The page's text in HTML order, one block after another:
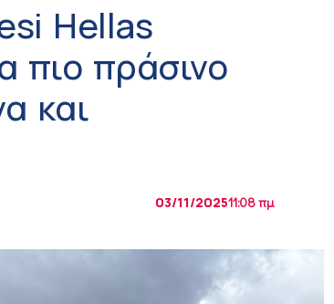
Hellas
πιο πράσινο
και
03/11/202511:08 πμ